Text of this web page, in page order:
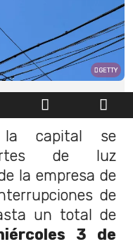
GETTY
la capital se
de luz
la empresa de
de
un total de
3 de